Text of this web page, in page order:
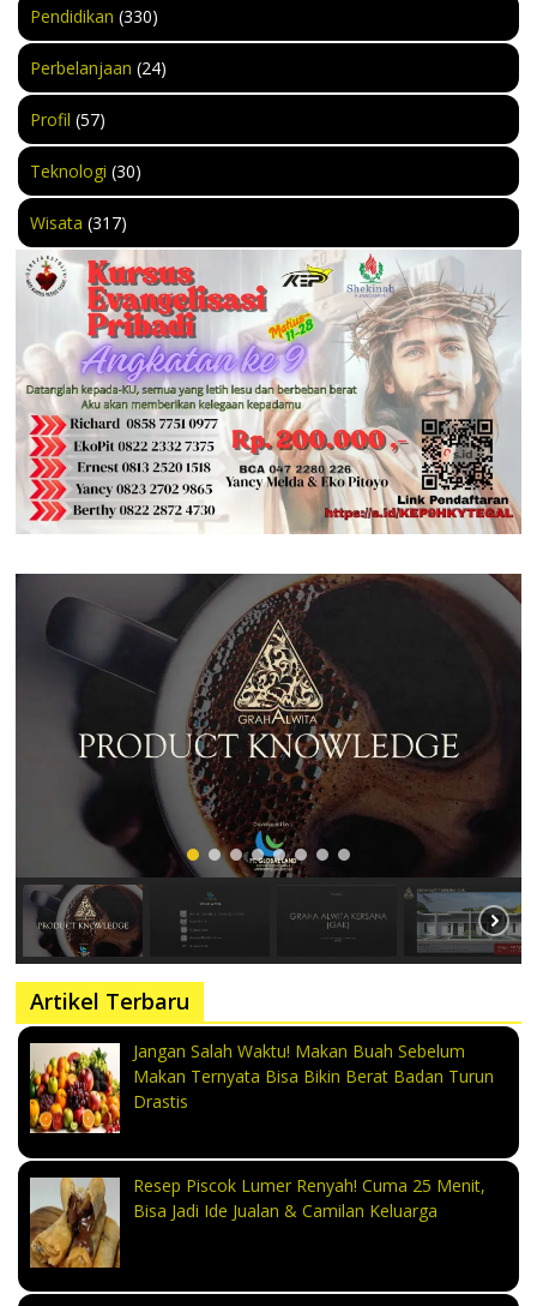
Pendidikan (330)
Perbelanjaan (24)
Profil (57)
Teknologi (30)
Wisata (317)
Artikel Terbaru
Jangan Salah Waktu! Makan Buah Sebelum
Makan Ternyata Bisa Bikin Berat Badan Turun
Drastis
Resep Piscok Lumer Renyah! Cuma 25 Menit,
Bisa Jadi Ide Jualan & Camilan Keluarga